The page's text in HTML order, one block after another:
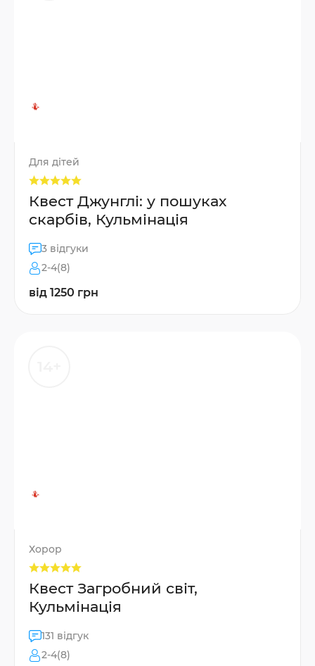
Для дітей
Квест Джунглі: у пошуках
скарбів, Кульмінація
3 відгуки
2-4(8)
від 1250 грн
Хорор
Квест Загробний світ,
Кульмінація
131 відгук
2-4(8)